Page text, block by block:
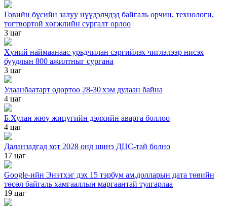
Говийн бүсийн залуу нүүдэлчдэд байгаль орчин, технологи,
тогтвортой хөгжлийн сургалт орлоо
3 цаг
Хүний наймаанаас урьдчилан сэргийлэх чиглэлээр нисэх
буудлын 800 ажилтныг сургана
3 цаг
Улаанбаатарт өдөртөө 28-30 хэм дулаан байна
4 цаг
Б.Хулан жюү жицүгийн дэлхийн аварга боллоо
4 цаг
Даланзадгад хот 2028 онд шинэ ДЦС-тай болно
17 цаг
Google-ийн Энэтхэг дэх 15 тэрбум ам.долларын дата төвийн
төсөл байгаль хамгааллын маргаантай тулгарлаа
19 цаг